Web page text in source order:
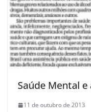
Saúde Mental
11 de outubro de 2013